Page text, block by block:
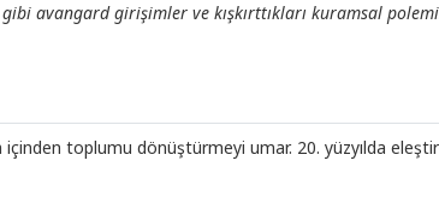
avangard girişimler ve kışkırttıkları kuramsal
içinden toplumu dönüştürmeyi umar. 20. yüzyılda